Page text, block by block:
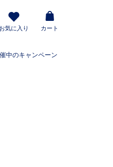
お気に入り カート
中のキャンペーン